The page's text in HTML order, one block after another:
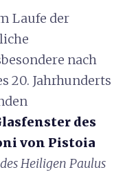
Laufe der
nach
20. Jahrhunderts
des
von Pistoia
Heiligen Paulus